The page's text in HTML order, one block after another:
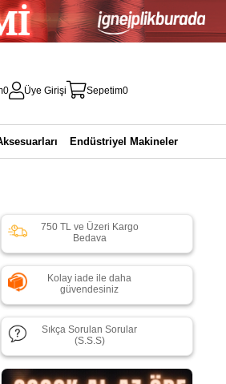
0 Üye Girişi Sepetim0
Endüstriyel Makineler
750 TL ve Üzeri Kargo
Bedava
Kolay iade ile daha
güvendesiniz
Sıkça Sorulan Sorular
(S.S.S)